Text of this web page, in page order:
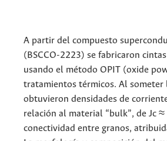
A partir del compuesto
(BSCCO-2223) se fabricaron
usando el método OPIT (oxide
tratamientos térmicos. Al someter
obtuvieron densidades de
relación al material “bulk”, de Jc
conectividad entre granos,